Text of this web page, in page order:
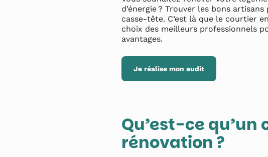
d’énergie ? Trouver les bons
casse-tête. C’est là que le courtier
choix des meilleurs professionnels
avantages.
Je réalise mon audit
Qu’est-ce
rénovation ?